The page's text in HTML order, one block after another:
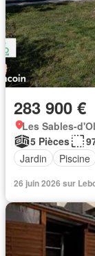
283 900 €
Les Sables-
5 Pièces
Jardin
Piscine
26 juin 2026 sur